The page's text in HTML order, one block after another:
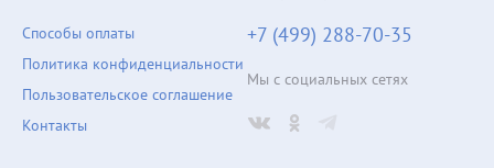
Способы оплаты
Политика конфиденциальности
Пользовательское соглашение
Контакты
+7 (499) 288-70-35
Мы с социальных сетях